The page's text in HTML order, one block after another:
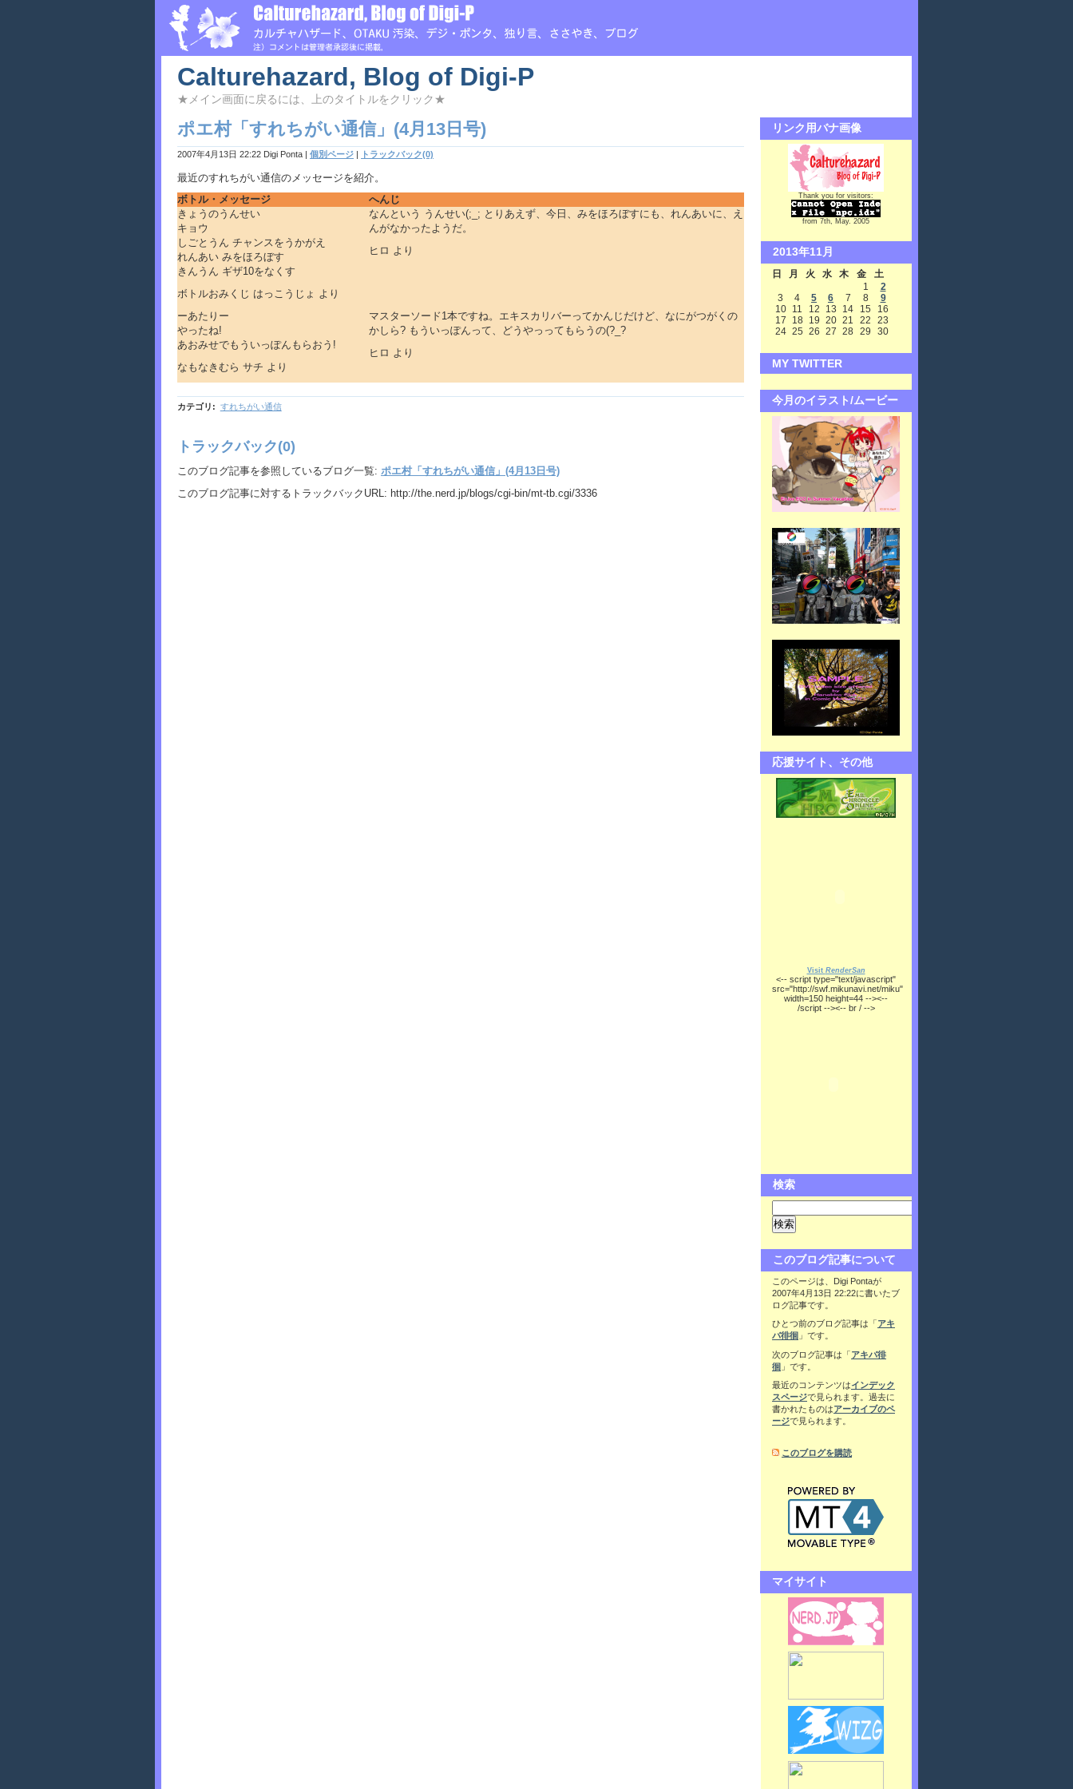
Calturehazard, Blog of Digi-P
★メイン画面に戻るには、上のタイトルをクリック★
ポエ村「すれちがい通信」(4月13日号)
2007年4月13日 22:22 Digi Ponta | 個別ページ | トラックバック(0)
最近のすれちがい通信のメッセージを紹介。
ボトル・メッセージ
へんじ
きょうのうんせい
キョウ
しごとうん チャンスをうかがえ
れんあい みをほろぼす
きんうん ギザ10をなくす
ボトルおみくじ はっこうじょ より
なんという うんせい(;_; とりあえず、今日、みをほろぼすにも、れんあいに、え
んがなかったようだ。
ヒロ より
ーあたりー
やったね!
あおみせでもういっぽんもらおう!
なもなきむら サチ より
マスターソード1本ですね。エキスカリバーってかんじだけど、なにがつがくの
かしら? もういっぽんって、どうやっってもらうの(?_?
ヒロ より
カテゴリ : すれちがい通信
トラックバック(0)
このブログ記事を参照しているブログ一覧: ポエ村「すれちがい通信」(4月13日号)
このブログ記事に対するトラックバックURL: http://the.nerd.jp/blogs/cgi-bin/mt-tb.cgi/3336
リンク用バナ画像
Thank you for visitors:
from 7th, May. 2005
2013年11月
日 月 火 水 木 金
土
1
2
3
4 5 6 7 8
9
10
11 12 13 14 15
16
17
18 19 20 21 22
23
24 25 26 27 28 29 30
MY TWITTER
今月のイラスト/ムービー
応援サイト、その他
Visit RenderSan
<-- script type="text/javascript"
src="http://swf.mikunavi.net/miku"
width=150 height=44 --><--
/script --><-- br / -->
検索
このブログ記事について
このページは、Digi Pontaが
2007年4月13日 22:22に書いたブ
ログ記事です。
ひとつ前のブログ記事は「 アキ
バ徘徊 」です。
次のブログ記事は「アキバ徘
徊 」です。
最近のコンテンツはインデック
スページで見られます。過去に
書かれたものはアーカイブのペ
ージで見られます。
このブログを購読
マイサイト